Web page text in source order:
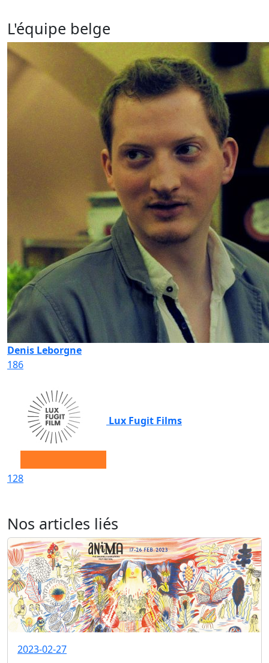
L'équipe belge
Denis Leborgne
186
Lux Fugit Films
128
Nos articles liés
2023-02-27